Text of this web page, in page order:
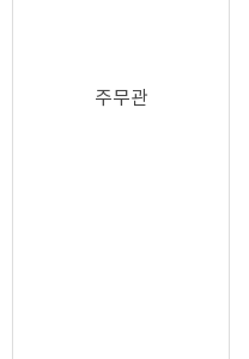
주무관